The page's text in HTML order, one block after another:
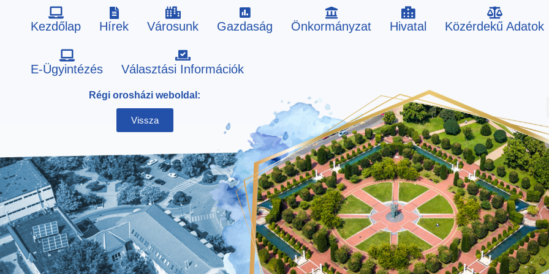
Kezdőlap Hírek Városunk Gazdaság Önkormányzat Hivatal Közérdekű Adatok
E-Ügyintézés Választási Információk
Régi orosházi weboldal:
Vissza